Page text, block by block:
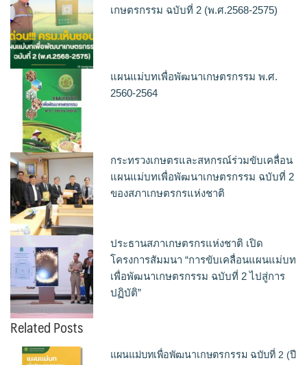
เกษตรกรรม ฉบับที่ 2 (พ.ศ.2568-2575)
แผนแม่บทเพื่อพัฒนาเกษตรกรรม พ.ศ.
2560-2564
กระทรวงเกษตรและสหกรณ์ร่วมขับเคลื่อน
แผนแม่บทเพื่อพัฒนาเกษตรกรรม ฉบับที่ 2
ของสภาเกษตรกรแห่งชาติ
ประธานสภาเกษตรกรแห่งชาติ เปิด
โครงการสัมมนา “การขับเคลื่อนแผนแม่บท
เพื่อพัฒนาเกษตรกรรม ฉบับที่ 2 ไปสู่การ
ปฏิบัติ”
Related Posts
แผนแม่บทเพื่อพัฒนาเกษตรกรรม ฉบับที่ 2 (ปี